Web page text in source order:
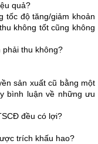
quả?
tốc độ tăng/giảm khoản
không tốt cũng không
phải thu không?
sản xuất cũ bằng một
bình luận về những ưu
đều có lợi?
trích khấu hao?